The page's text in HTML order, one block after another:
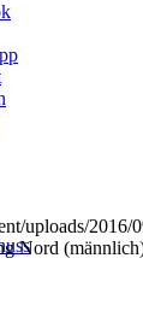
uploads/2016/
Nord